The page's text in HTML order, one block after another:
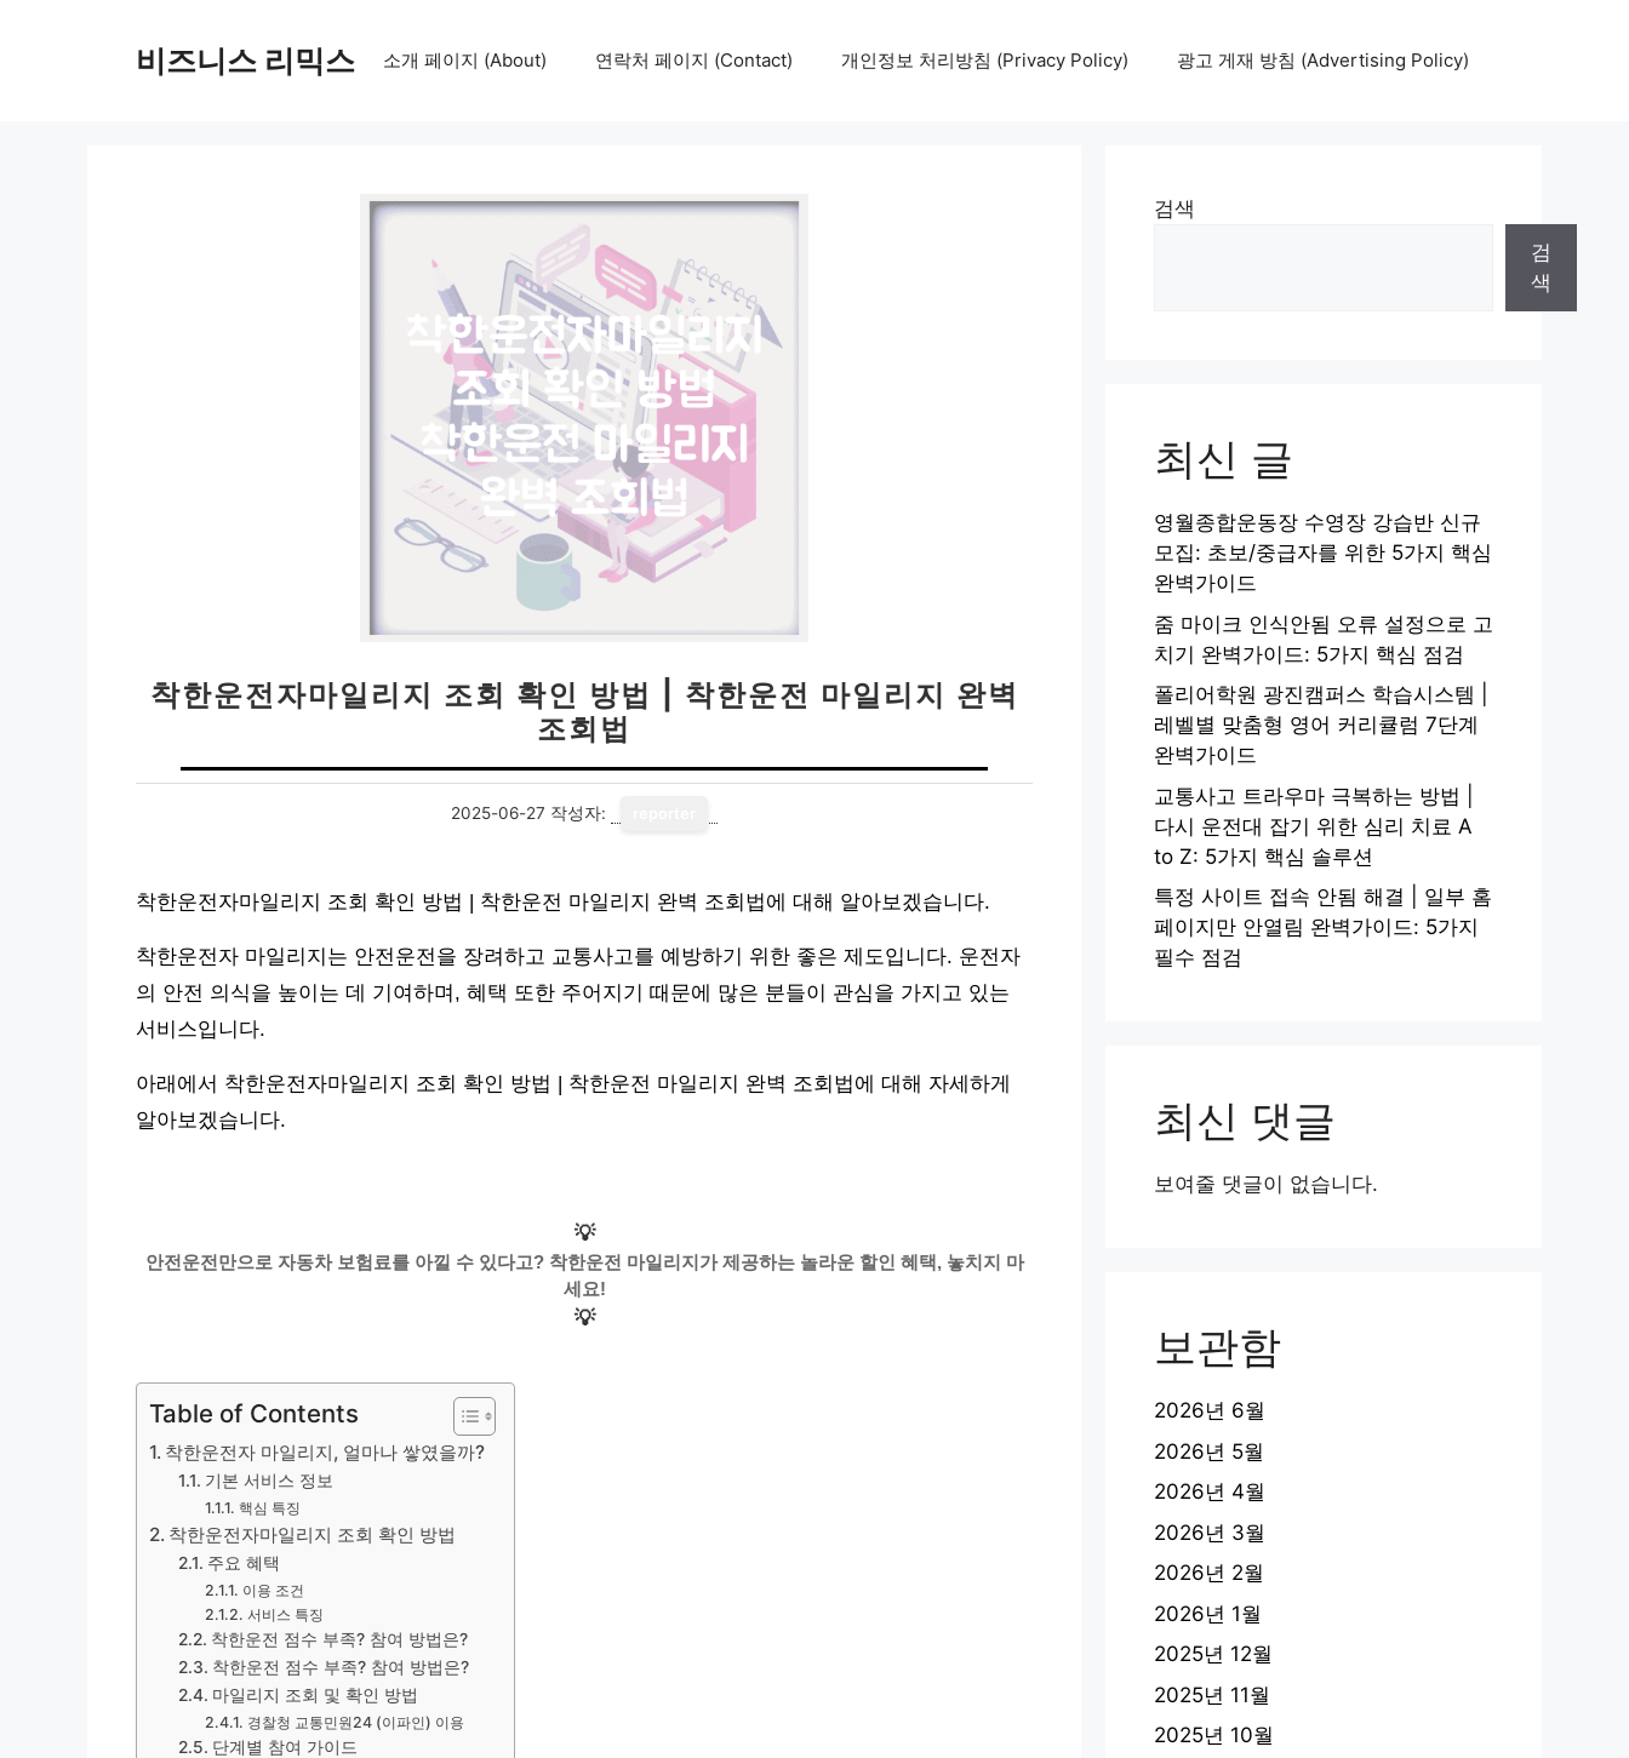
비즈니스 리믹스 소개 페이지 (About) 연락처 페이지 (Contact) 개인정보 처리방침 (Privacy Policy) 광고 게재 방침 (Advertising Policy)
착한운전자마일리지 조회 확인 방법 | 착한운전 마일리지 완벽
조회법
2025-06-27 작성자:
착한운전자마일리지 조회 확인 방법 | 착한운전 마일리지 완벽 조회법에 대해 알아보겠습니다.
착한운전자 마일리지는 안전운전을 장려하고 교통사고를 예방하기 위한 좋은 제도입니다. 운전자
의 안전 의식을 높이는 데 기여하며, 혜택 또한 주어지기 때문에 많은 분들이 관심을 가지고 있는
서비스입니다.
아래에서 착한운전자마일리지 조회 확인 방법 | 착한운전 마일리지 완벽 조회법에 대해 자세하게
알아보겠습니다.
💡
안전운전만으로 자동차 보험료를 아낄 수 있다고? 착한운전 마일리지가 제공하는 놀라운 할인 혜택, 놓치지 마
세요!
💡
Table of Contents
착한운전자 마일리지, 얼마나 쌓였을까?
기본 서비스 정보
핵심 특징
착한운전자마일리지 조회 확인 방법
주요 혜택
이용 조건
서비스 특징
착한운전 점수 부족? 참여 방법은?
착한운전 점수 부족? 참여 방법은?
마일리지 조회 및 확인 방법
경찰청 교통민원24 (이파인) 이용
단계별 참여 가이드
검색
검
색
최신 글
영월종합운동장 수영장 강습반 신규
모집: 초보/중급자를 위한 5가지 핵심
완벽가이드
줌 마이크 인식안됨 오류 설정으로 고
치기 완벽가이드: 5가지 핵심 점검
폴리어학원 광진캠퍼스 학습시스템 |
레벨별 맞춤형 영어 커리큘럼 7단계
완벽가이드
교통사고 트라우마 극복하는 방법 |
다시 운전대 잡기 위한 심리 치료 A
to Z: 5가지 핵심 솔루션
특정 사이트 접속 안됨 해결 | 일부 홈
페이지만 안열림 완벽가이드: 5가지
필수 점검
최신 댓글
보여줄 댓글이 없습니다.
보관함
2026년 6월
2026년 5월
2026년 4월
2026년 3월
2026년 2월
2026년 1월
2025년 12월
2025년 11월
2025년 10월